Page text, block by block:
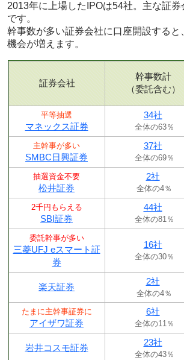
2013年に上場したIPOは54社。主な証
です。
幹事数が多い証券会社に口座開設すると
機会が増えます。
証券会社
幹事数計
（委託含む）
平等抽選
マネックス証券
34社
全体の63％
主幹事が多い
SMBC日興証券
37社
全体の69％
抽選資金不要
松井証券
2社
全体の4％
2千円もらえる
SBI証券
44社
全体の81％
委託幹事が多い
三菱UFJ eスマート証
券
16社
全体の30％
楽天証券
2社
全体の4％
たまに主幹事証券に
アイザワ証券
6社
全体の11％
岩井コスモ証券
23社
全体の43％